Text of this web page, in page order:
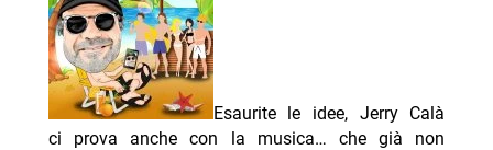
Esaurite le idee, Jerry Calà
ci prova anche con la musica… che già non